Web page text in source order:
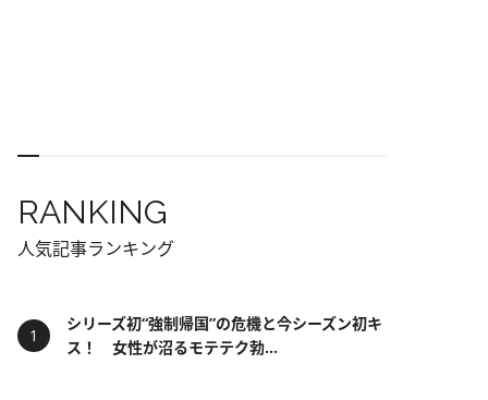
RANKING
人気記事ランキング
シリーズ初“強制帰国”の危機と今シーズン初キ
ス！ 女性が沼るモテテク勃...